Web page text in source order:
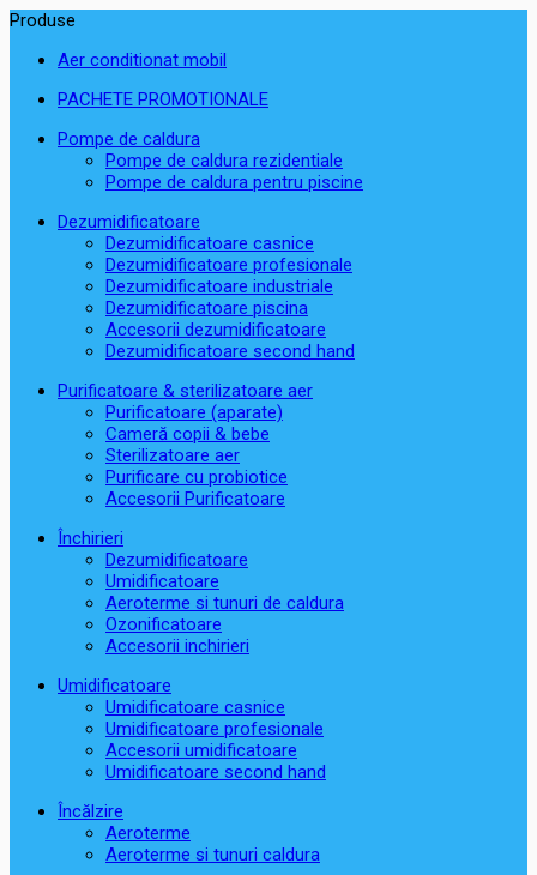
Produse
Aer conditionat mobil
PACHETE PROMOTIONALE
Pompe de caldura
Pompe de caldura rezidentiale
Pompe de caldura pentru piscine
Dezumidificatoare
Dezumidificatoare casnice
Dezumidificatoare profesionale
Dezumidificatoare industriale
Dezumidificatoare piscina
Accesorii dezumidificatoare
Dezumidificatoare second hand
Purificatoare & sterilizatoare aer
Purificatoare (aparate)
Cameră copii & bebe
Sterilizatoare aer
Purificare cu probiotice
Accesorii Purificatoare
Închirieri
Dezumidificatoare
Umidificatoare
Aeroterme si tunuri de caldura
Ozonificatoare
Accesorii inchirieri
Umidificatoare
Umidificatoare casnice
Umidificatoare profesionale
Accesorii umidificatoare
Umidificatoare second hand
Încălzire
Aeroterme
Aeroterme si tunuri caldura